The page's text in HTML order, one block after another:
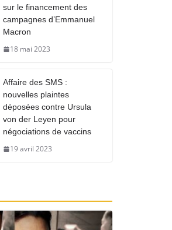
sur le financement des
campagnes d’Emmanuel
Macron
18 mai 2023
Affaire des SMS :
nouvelles plaintes
déposées contre Ursula
von der Leyen pour
négociations de vaccins
19 avril 2023